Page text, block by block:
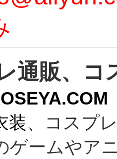
通販、コ
装、コスプ
ゲームやア